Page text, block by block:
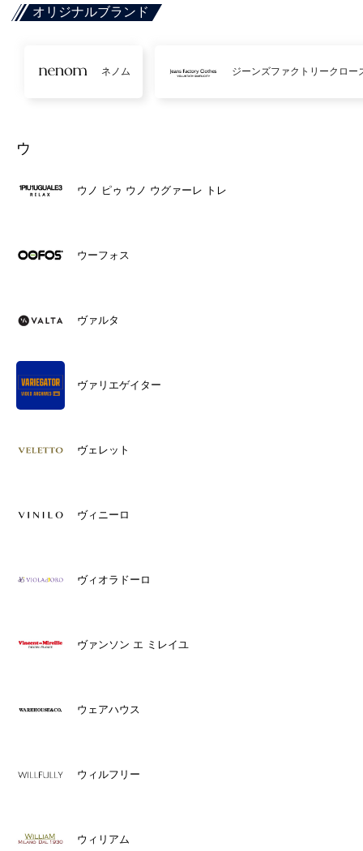
オリジナルブランド
ネノム ジーンズファクトリークロー
ウ
ウノ ピゥ ウノ ウグァーレ トレ
ウーフォス
ヴァルタ
ヴァリエゲイター
ヴェレット
ヴィニーロ
ヴィオラドーロ
ヴァンソン エ ミレイユ
ウェアハウス
ウィルフリー
ウィリアム